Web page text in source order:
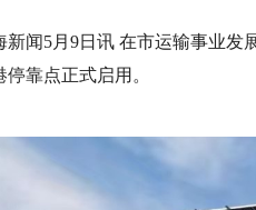
新闻5月9日讯 在市运输事业发
靠点正式启用。